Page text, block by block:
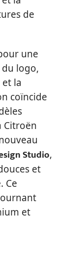
de
une
logo,
la
coïncide
Citroën
Studio,
et
Ce
et